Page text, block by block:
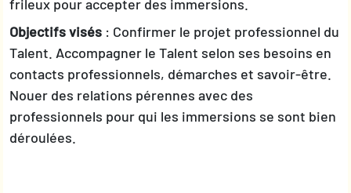
frileux pour accepter des immersions.
Objectifs visés : Confirmer le projet professionnel du
Talent. Accompagner le Talent selon ses besoins en
contacts professionnels, démarches et savoir-être.
Nouer des relations pérennes avec des
professionnels pour qui les immersions se sont bien
déroulées.